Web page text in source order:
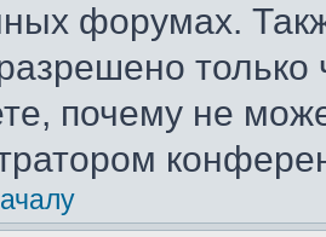
форумах.
почему не